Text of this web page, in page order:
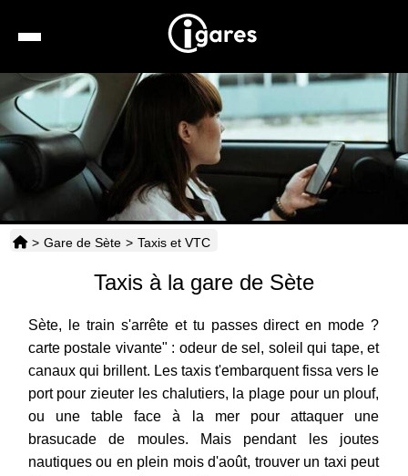
Recherche
Location de voiture
Hôtels
Taxis
Horaires
> Gare de Sète > Taxis et VTC
Taxis à la gare de Sète
Sète, le train s'arrête et tu passes direct en mode ?
carte postale vivante" : odeur de sel, soleil qui tape, et
canaux qui brillent. Les taxis t'embarquent fissa vers le
port pour zieuter les chalutiers, la plage pour un plouf,
ou une table face à la mer pour attaquer une
brasucade de moules. Mais pendant les joutes
nautiques ou en plein mois d'août, trouver un taxi peut